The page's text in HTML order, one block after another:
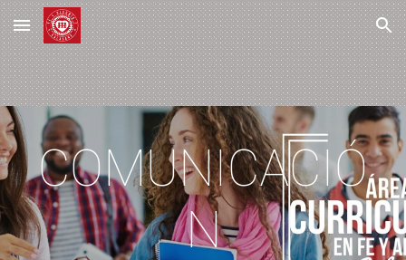
Skip to main content Skip to navigation
COMUNICACIÓ
N